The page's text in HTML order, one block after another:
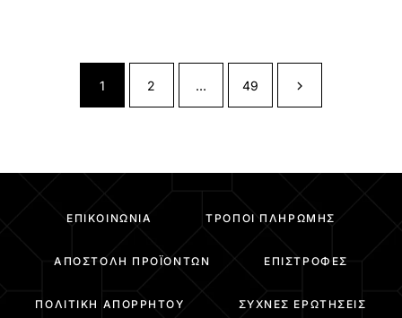
1 2 … 49
ΕΠΙΚΟΙΝΩΝΊΑ ΤΡΌΠΟΙ ΠΛΗΡΩΜΉΣ
ΑΠΟΣΤΟΛΉ ΠΡΟΪΌΝΤΩΝ ΕΠΙΣΤΡΟΦΈΣ
ΠΟΛΙΤΙΚΉ ΑΠΟΡΡΉΤΟΥ ΣΥΧΝΈΣ ΕΡΩΤΉΣΕΙΣ